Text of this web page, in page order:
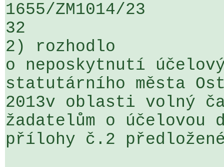
1655/ZM1014/23
32
2) rozhodlo
o neposkytnutí
statutárního města
2013v oblasti volný
žadatelům o
přílohy č.2